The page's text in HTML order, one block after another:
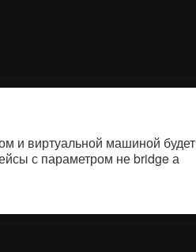
и виртуальной машиной будет
с параметром не bridge а